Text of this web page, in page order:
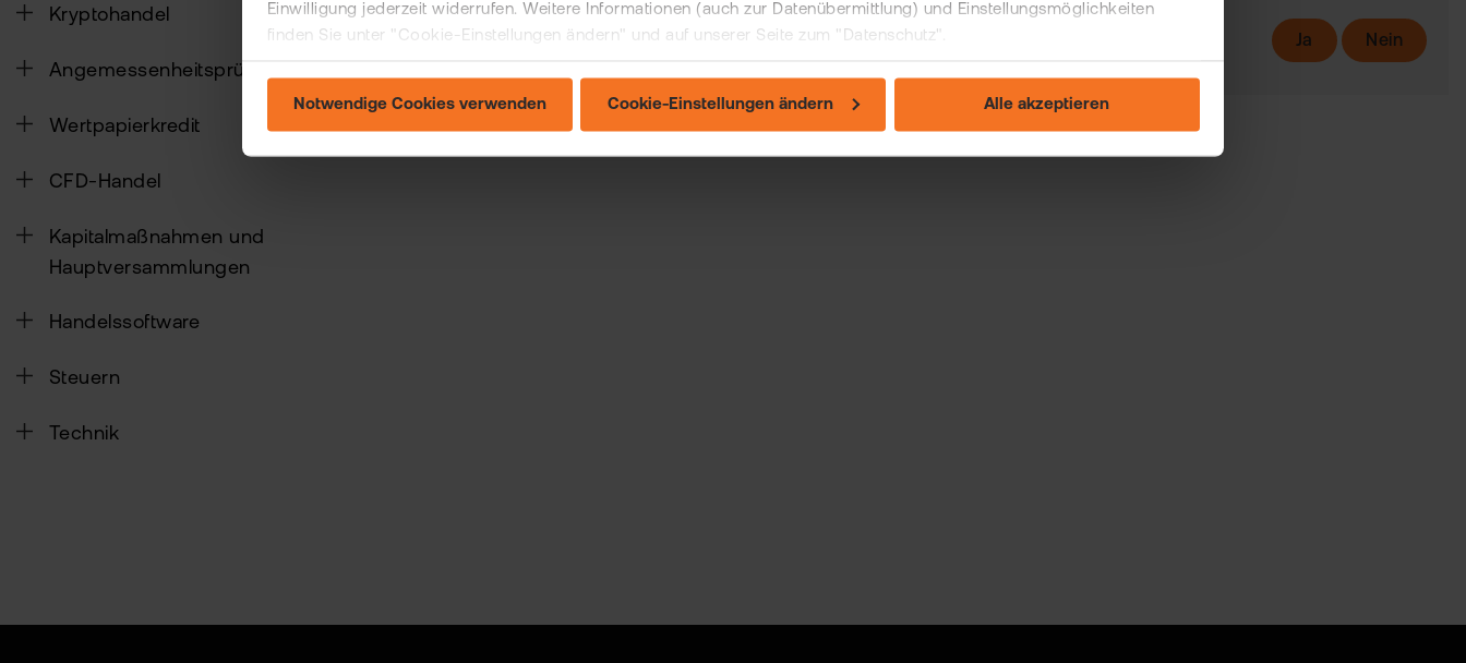
Einwilligung jederzeit widerrufen. Weitere Informationen (auch zur Datenübermittlung) und Einstellungsmöglichkeiten
finden Sie unter "Cookie-Einstellungen ändern" und auf unserer Seite zum "Datenschutz".
Notwendige Cookies verwenden Cookie-Einstellungen ändern Alle akzeptieren
Kryptohandel
Angemessenheitsprüfung
Wertpapierkredit
CFD-Handel
Kapitalmaßnahmen und
Hauptversammlungen
Handelssoftware
Steuern
Technik
Ja Nein